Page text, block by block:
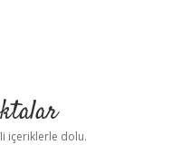
içeriklerle dolu.